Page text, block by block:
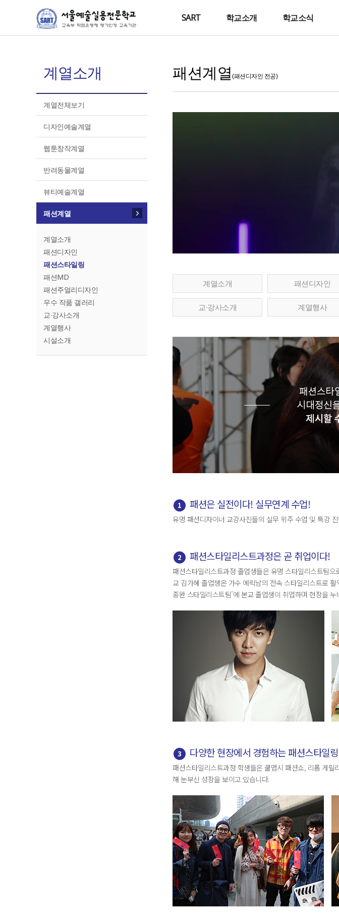
SART 학교소개 학교소식
계열소개
계열전체보기
디자인예술계열
웹툰창작계열
반려동물계열
뷰티예술계열
패션계열
계열소개
패션디자인
패션스타일링
패션MD
패션주얼리디자인
우수 작품 갤러리
교∙강사소개
계열행사
시설소개
패션계열 (패션디자인 전공)
계열소개 패션디자인
교∙강사소개 계열행사
1 패션은 실전이다! 실무연계 수업!
유명 패션디자이너 교강사진들의 실무 위주 수업 및 특강
2 패션스타일리스트과정은 곧 취업이다!
패션스타일리스트과정 졸업생들은 유명 스타일리스트팀
교 김가혜 졸업생은 가수 에릭남의 전속 스타일리스트로
종완 스타일리스트팀’에 본교 졸업생이 취업하며 현장을 누
3 다양한 현장에서 경험하는 패션스타일링
패션스타일리스트과정 학생들은 쿨맵시 패션쇼, 리폼 게
해 눈부신 성장을 보이고 있습니다.